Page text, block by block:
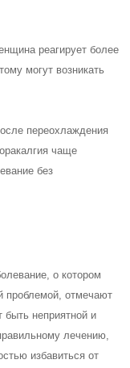
реагирует более
могут возникать
переохлаждения
чаще
без
о котором
проблемой, отмечают
быть неприятной и
лечению,
избавиться от